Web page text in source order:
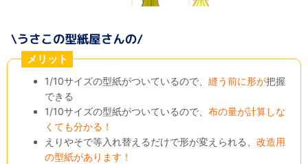
メリット
1/10サイズの型紙がついているので、縫う前に形が把握
できる
1/10サイズの型紙がついているので、布の量が計算しな
くても分かる！
えりやそで等入れ替えるだけで形が変えられる、改造用
の型紙があります！